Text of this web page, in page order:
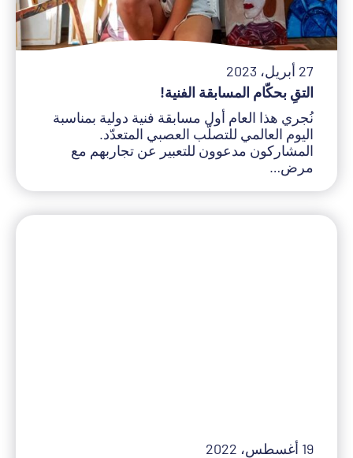
27 أبريل، 2023
نُجري هذا العام أول مسابقة فنية دولية بمناسبة
اليوم العالمي للتصلّب العصبي المتعدّد.
المشاركون مدعوون للتعبير عن تجاربهم مع
مرض…
19 أغسطس، 2022